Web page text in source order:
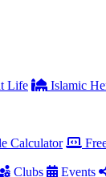
Life Islamic
Calculator
Clubs Events